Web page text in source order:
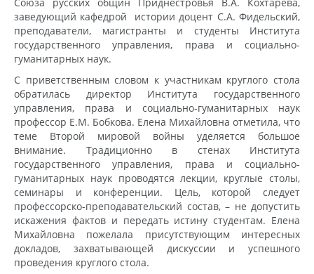
заведующий кафедрой истории доцент С.А. Фидельский,
преподаватели, магистранты и студенты Института
государственного управления, права и социально-
гуманитарных наук.
С приветственным словом к участникам круглого стола
обратилась директор Института государственного
управления, права и социально-гуманитарных наук
профессор Е.М. Бобкова. Елена Михайловна отметила, что
теме Второй мировой войны уделяется большое
внимание. Традиционно в стенах Института
государственного управления, права и социально-
гуманитарных наук проводятся лекции, круглые столы,
семинары и конференции. Цель, которой следует
профессорско-преподавательский состав, – не допустить
искажения фактов и передать истину студентам. Елена
Михайловна пожелала присутствующим интересных
докладов, захватывающей дискуссии и успешного
проведения круглого стола.